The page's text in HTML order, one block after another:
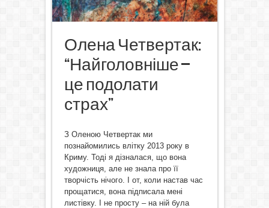
Олена Четвертак:
“Найголовніше –
це подолати
страх”
З Оленою Четвертак ми
познайомились влітку 2013 року в
Криму. Тоді я дізналася, що вона
художниця, але не знала про її
творчість нічого. І от, коли настав час
прощатися, вона підписала мені
листівку. І не просту – на ній була